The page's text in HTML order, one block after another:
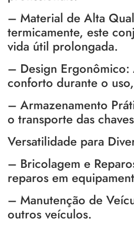
– Material de Alta
termicamente, este
vida útil prolongada.
– Design Ergonômico:
conforto durante o
– Armazenamento
o transporte das
Versatilidade para
– Bricolagem e
reparos em
– Manutenção de
outros veículos.